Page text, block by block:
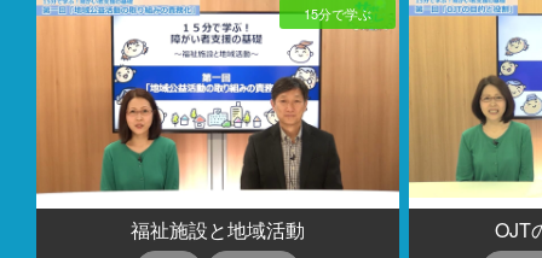
15分で学ぶ
福祉施設と地域活動 OJT